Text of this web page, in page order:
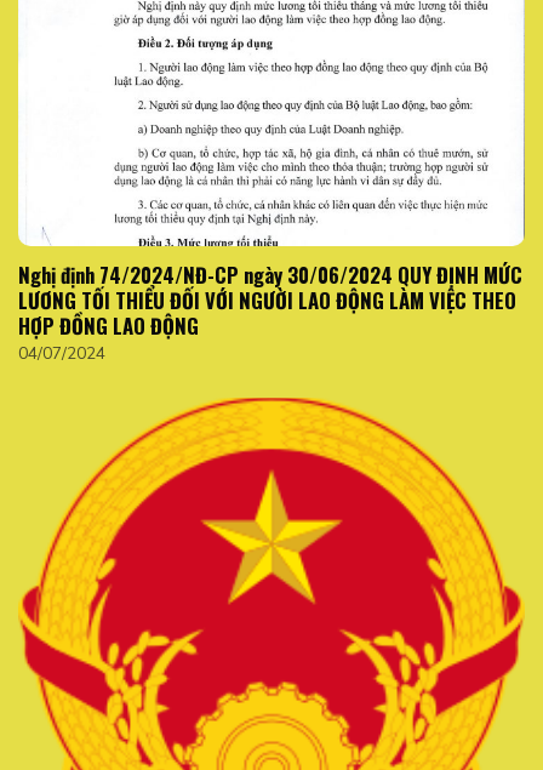
Nghị định 74/2024/NĐ-CP ngày 30/06/2024 QUY ĐỊNH MỨC
LƯƠNG TỐI THIỂU ĐỐI VỚI NGƯỜI LAO ĐỘNG LÀM VIỆC THEO
HỢP ĐỒNG LAO ĐỘNG
04/07/2024